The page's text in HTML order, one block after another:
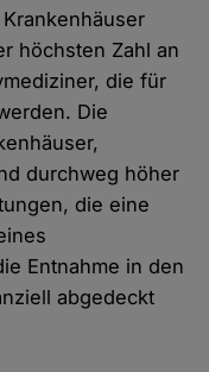
höchsten Zahl an
die für
Die
durchweg höher
die eine
Entnahme in den
abgedeckt